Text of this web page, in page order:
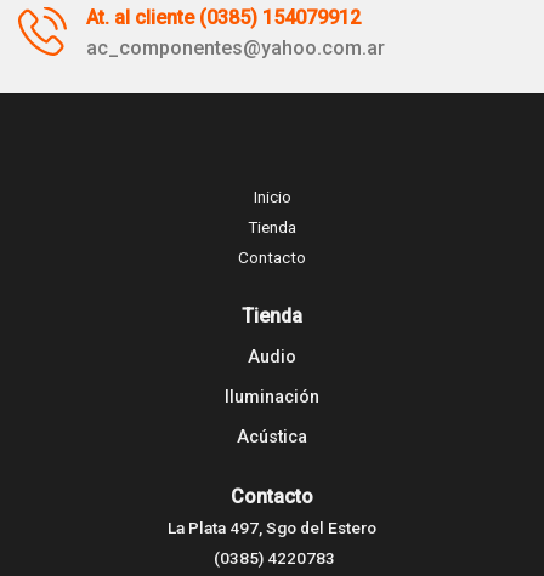
At. al cliente (0385) 154079912
ac_componentes@yahoo.com.ar
Inicio
Tienda
Contacto
Tienda
Audio
Iluminación
Acústica
Contacto
La Plata 497, Sgo del Estero
(0385) 4220783